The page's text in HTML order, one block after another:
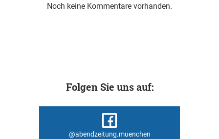
Noch keine Kommentare vorhanden.
Folgen Sie uns auf:
@abendzeitung.muenchen